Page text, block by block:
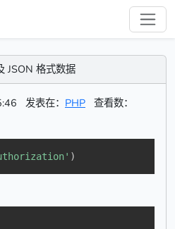
JSON 格式数据
发表在： PHP 查看数：
)